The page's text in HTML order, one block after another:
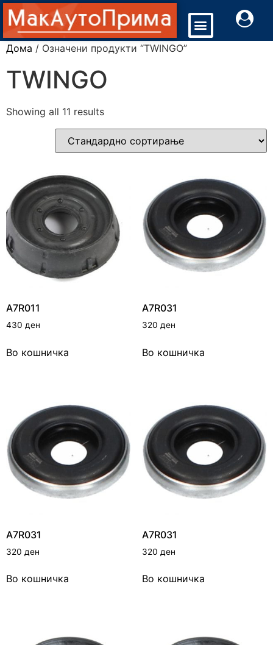
Дома / Означени продукти “TWINGO”
TWINGO
Showing all 11 results
A7R011
430 ден
Во кошничка
A7R031
320 ден
Во кошничка
A7R031
320 ден
Во кошничка
A7R031
320 ден
Во кошничка